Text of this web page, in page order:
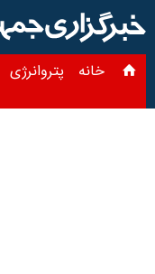
خانه پتروانرژی